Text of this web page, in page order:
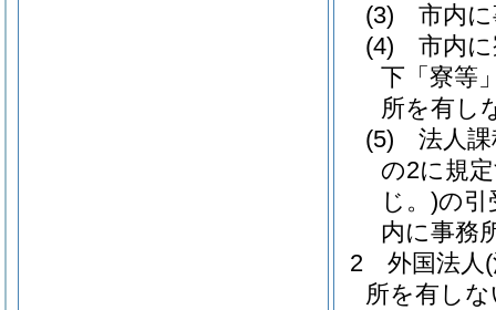
(3)
市内
(4)
市内
下「寮等
所を有し
(5)
法人
の2に規
じ。)の引
内に事務
2
外国法人
所を有し